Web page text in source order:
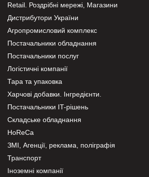
Retail. Роздрібні мережі, Магазини
Дистрибутори України
Агропромисловий комплекс
Постачальники обладнання
Постачальники послуг
Логістичні компанії
Тара та упаковка
Харчові добавки. Інгредієнти.
Постачальники IT-рішень
Складське обладнання
HoReCa
ЗМІ, Агенції, реклама, поліграфія
Транспорт
Іноземні компанії